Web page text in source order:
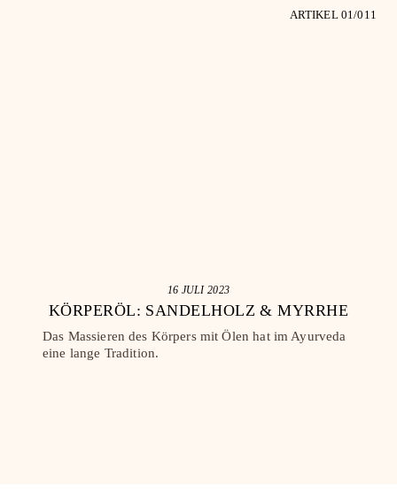
ARTIKEL 01/0 11
16 JULI 2023
KÖRPERÖL: SANDELHOLZ & MYRRHE
Das Massieren des Körpers mit Ölen hat im Ayurveda
eine lange Tradition.